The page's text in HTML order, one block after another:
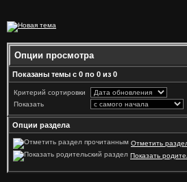
Опции просмотра
Показаны темы с 0 по 0 из 0
Критерий сортировки
Показать
Опции раздела
Отметить
Показать